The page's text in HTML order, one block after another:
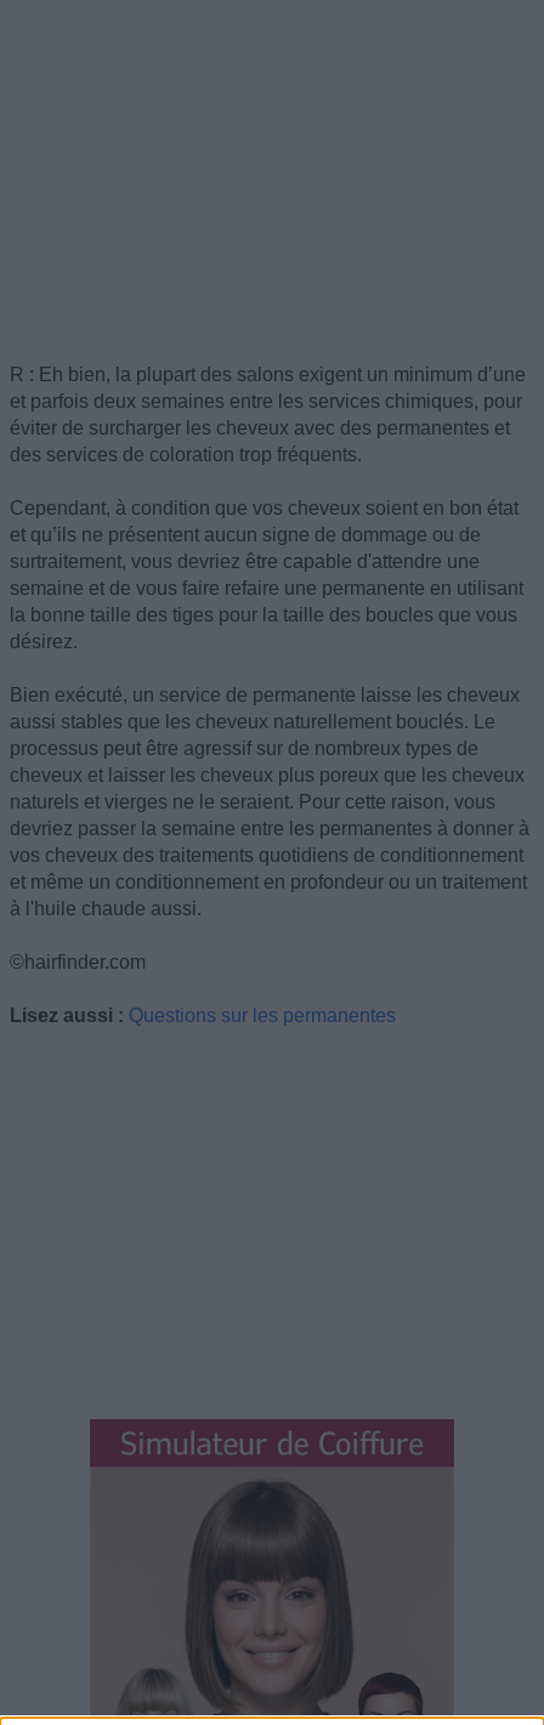
R : Eh bien, la plupart des salons exigent un minimum d’une
et parfois deux semaines entre les services chimiques, pour
éviter de surcharger les cheveux avec des permanentes et
des services de coloration trop fréquents.
Cependant, à condition que vos cheveux soient en bon état
et qu’ils ne présentent aucun signe de dommage ou de
surtraitement, vous devriez être capable d'attendre une
semaine et de vous faire refaire une permanente en utilisant
la bonne taille des tiges pour la taille des boucles que vous
désirez.
Bien exécuté, un service de permanente laisse les cheveux
aussi stables que les cheveux naturellement bouclés. Le
processus peut être agressif sur de nombreux types de
cheveux et laisser les cheveux plus poreux que les cheveux
naturels et vierges ne le seraient. Pour cette raison, vous
devriez passer la semaine entre les permanentes à donner à
vos cheveux des traitements quotidiens de conditionnement
et même un conditionnement en profondeur ou un traitement
à l'huile chaude aussi.
©hairfinder.com
Lisez aussi : Questions sur les permanentes